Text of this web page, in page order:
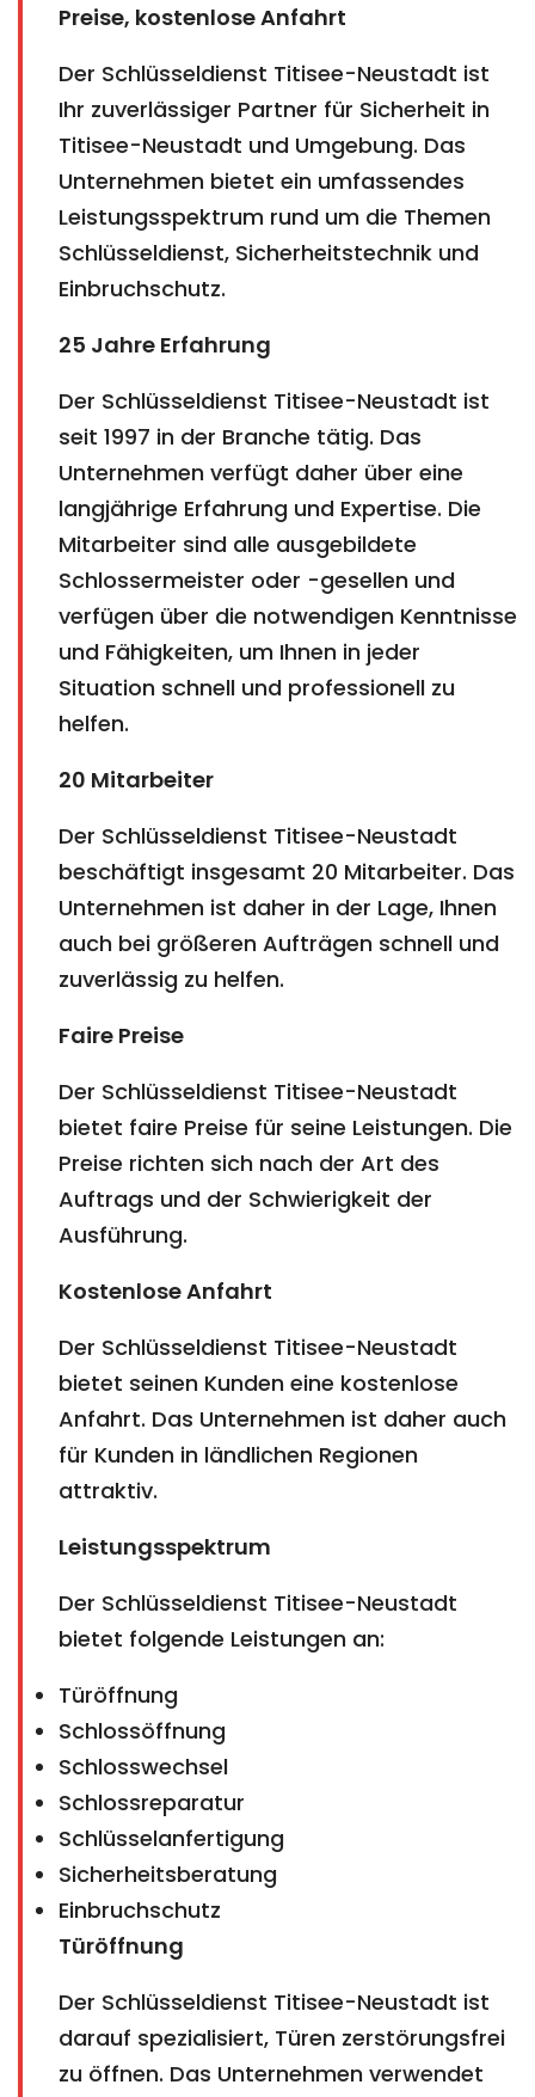
Preise, kostenlose Anfahrt
Der Schlüsseldienst Titisee-Neustadt ist
Ihr zuverlässiger Partner für Sicherheit in
Titisee-Neustadt und Umgebung. Das
Unternehmen bietet ein umfassendes
Leistungsspektrum rund um die Themen
Schlüsseldienst, Sicherheitstechnik und
Einbruchschutz.
25 Jahre Erfahrung
Der Schlüsseldienst Titisee-Neustadt ist
seit 1997 in der Branche tätig. Das
Unternehmen verfügt daher über eine
langjährige Erfahrung und Expertise. Die
Mitarbeiter sind alle ausgebildete
Schlossermeister oder -gesellen und
verfügen über die notwendigen Kenntnisse
und Fähigkeiten, um Ihnen in jeder
Situation schnell und professionell zu
helfen.
20 Mitarbeiter
Der Schlüsseldienst Titisee-Neustadt
beschäftigt insgesamt 20 Mitarbeiter. Das
Unternehmen ist daher in der Lage, Ihnen
auch bei größeren Aufträgen schnell und
zuverlässig zu helfen.
Faire Preise
Der Schlüsseldienst Titisee-Neustadt
bietet faire Preise für seine Leistungen. Die
Preise richten sich nach der Art des
Auftrags und der Schwierigkeit der
Ausführung.
Kostenlose Anfahrt
Der Schlüsseldienst Titisee-Neustadt
bietet seinen Kunden eine kostenlose
Anfahrt. Das Unternehmen ist daher auch
für Kunden in ländlichen Regionen
attraktiv.
Leistungsspektrum
Der Schlüsseldienst Titisee-Neustadt
bietet folgende Leistungen an:
Türöffnung
Schlossöffnung
Schlosswechsel
Schlossreparatur
Schlüsselanfertigung
Sicherheitsberatung
Einbruchschutz
Türöffnung
Der Schlüsseldienst Titisee-Neustadt ist
darauf spezialisiert, Türen zerstörungsfrei
zu öffnen. Das Unternehmen verwendet